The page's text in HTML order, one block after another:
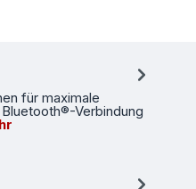
für maximale
Verbindung